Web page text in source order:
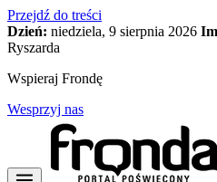
Przejdź do treści
Dzień: niedziela, 9 sierpnia 2026
Ryszarda
Wspieraj Frondę
Wesprzyj nas